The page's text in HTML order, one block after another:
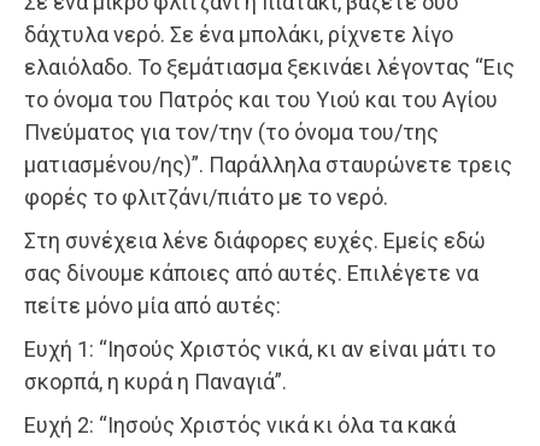
δάχτυλα νερό. Σε ένα μπολάκι, ρίχνετε λίγο
ελαιόλαδο. Το ξεμάτιασμα ξεκινάει λέγοντας “Εις
το όνομα του Πατρός και του Υιού και του Αγίου
Πνεύματος για τον/την (το όνομα του/της
ματιασμένου/ης)”. Παράλληλα σταυρώνετε τρεις
φορές το φλιτζάνι/πιάτο με το νερό.
Στη συνέχεια λένε διάφορες ευχές. Εμείς εδώ
σας δίνουμε κάποιες από αυτές. Επιλέγετε να
πείτε μόνο μία από αυτές:
Ευχή 1: “Ιησούς Χριστός νικά, κι αν είναι μάτι το
σκορπά, η κυρά η Παναγιά”.
Ευχή 2: “Ιησούς Χριστός νικά κι όλα τα κακά